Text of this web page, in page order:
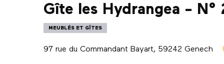
Gîte les Hydrangea - N°
MEUBLÉS ET GÎTES
97 rue du Commandant Bayart, 59242 Genech